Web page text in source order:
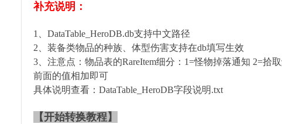
补充说明：
1、DataTable_HeroDB.db支持中文路径
2、 装备类物品的种族、体型伤害支持在db填写生效
3、注意点：物品表的RareItem细分：1=怪物掉落通知 2=拾
前面的值相加即可
具体说明查看： DataTable_HeroDB字段说明.txt
【开始转换教程】